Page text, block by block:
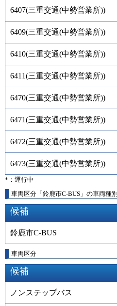
6407(三重交通(中勢営業所))
6409(三重交通(中勢営業所))
6410(三重交通(中勢営業所))
6411(三重交通(中勢営業所))
6470(三重交通(中勢営業所))
6471(三重交通(中勢営業所))
6472(三重交通(中勢営業所))
6473(三重交通(中勢営業所))
*：運行中
車両区分「鈴鹿市C-BUS」の車両種別
候補
鈴鹿市C-BUS
車両区分
候補
ノンステップバス